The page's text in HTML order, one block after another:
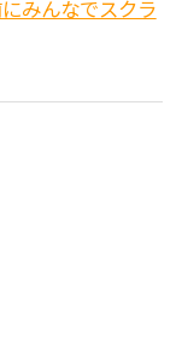
みんなでスクラ